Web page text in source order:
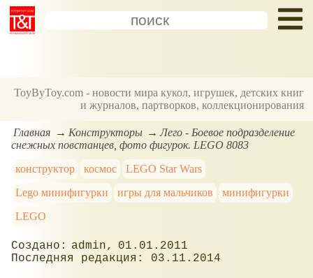
ToyByToy.com - новости мира кукол, игрушек, детских книг
и журналов, партворков, коллекционирования
Главная Конструкторы
Лего - Боевое подразделение
снежных повстанцев, фото фигурок. LEGO 8083
конструктор
космос
LEGO Star Wars
Lego минифигурки
игры для мальчиков
минифигурки
LEGO
admin
01.01.2011
03.11.2014